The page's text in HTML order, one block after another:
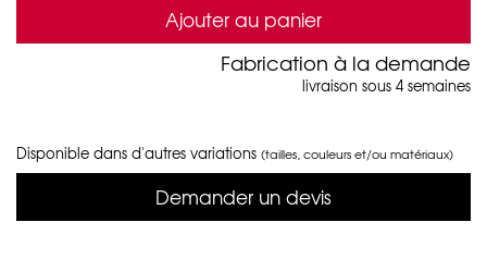
Ajouter au panier
Fabrication à la demande
livraison sous 4 semaines
Disponible dans d'autres variations (tailles, couleurs et/ou matériaux)
Demander un devis